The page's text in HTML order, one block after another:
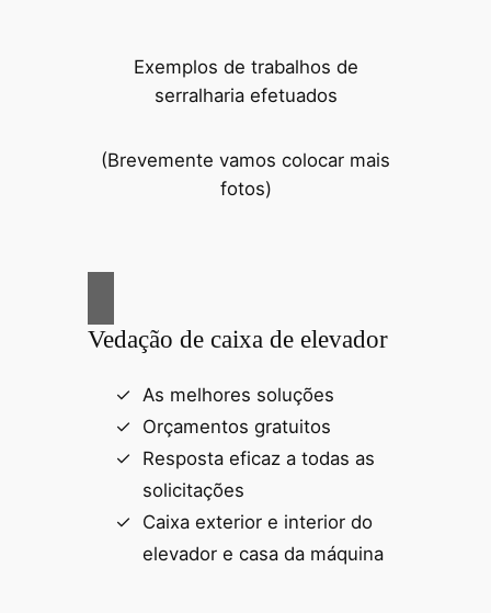
Exemplos de trabalhos de
serralharia efetuados
(Brevemente vamos colocar mais
fotos)
Vedação de caixa de elevador
As melhores soluções
Orçamentos gratuitos
Resposta eficaz a todas as
solicitações
Caixa exterior e interior do
elevador e casa da máquina